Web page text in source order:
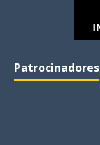
Patrocinadores